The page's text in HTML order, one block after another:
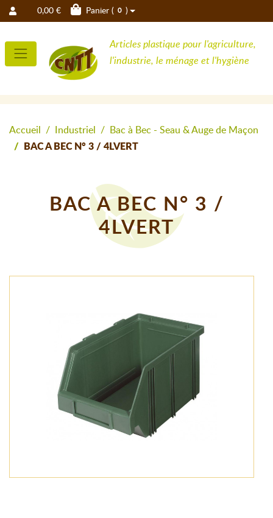
0,00 € Panier ( 0 )
Articles plastique pour l'agriculture,
l'industrie, le ménage et l'hygiène
Accueil Industriel
Bac à Bec - Seau & Auge de Maçon
BAC A BEC N° 3 / 4LVERT
BAC A BEC N° 3 /
4LVERT